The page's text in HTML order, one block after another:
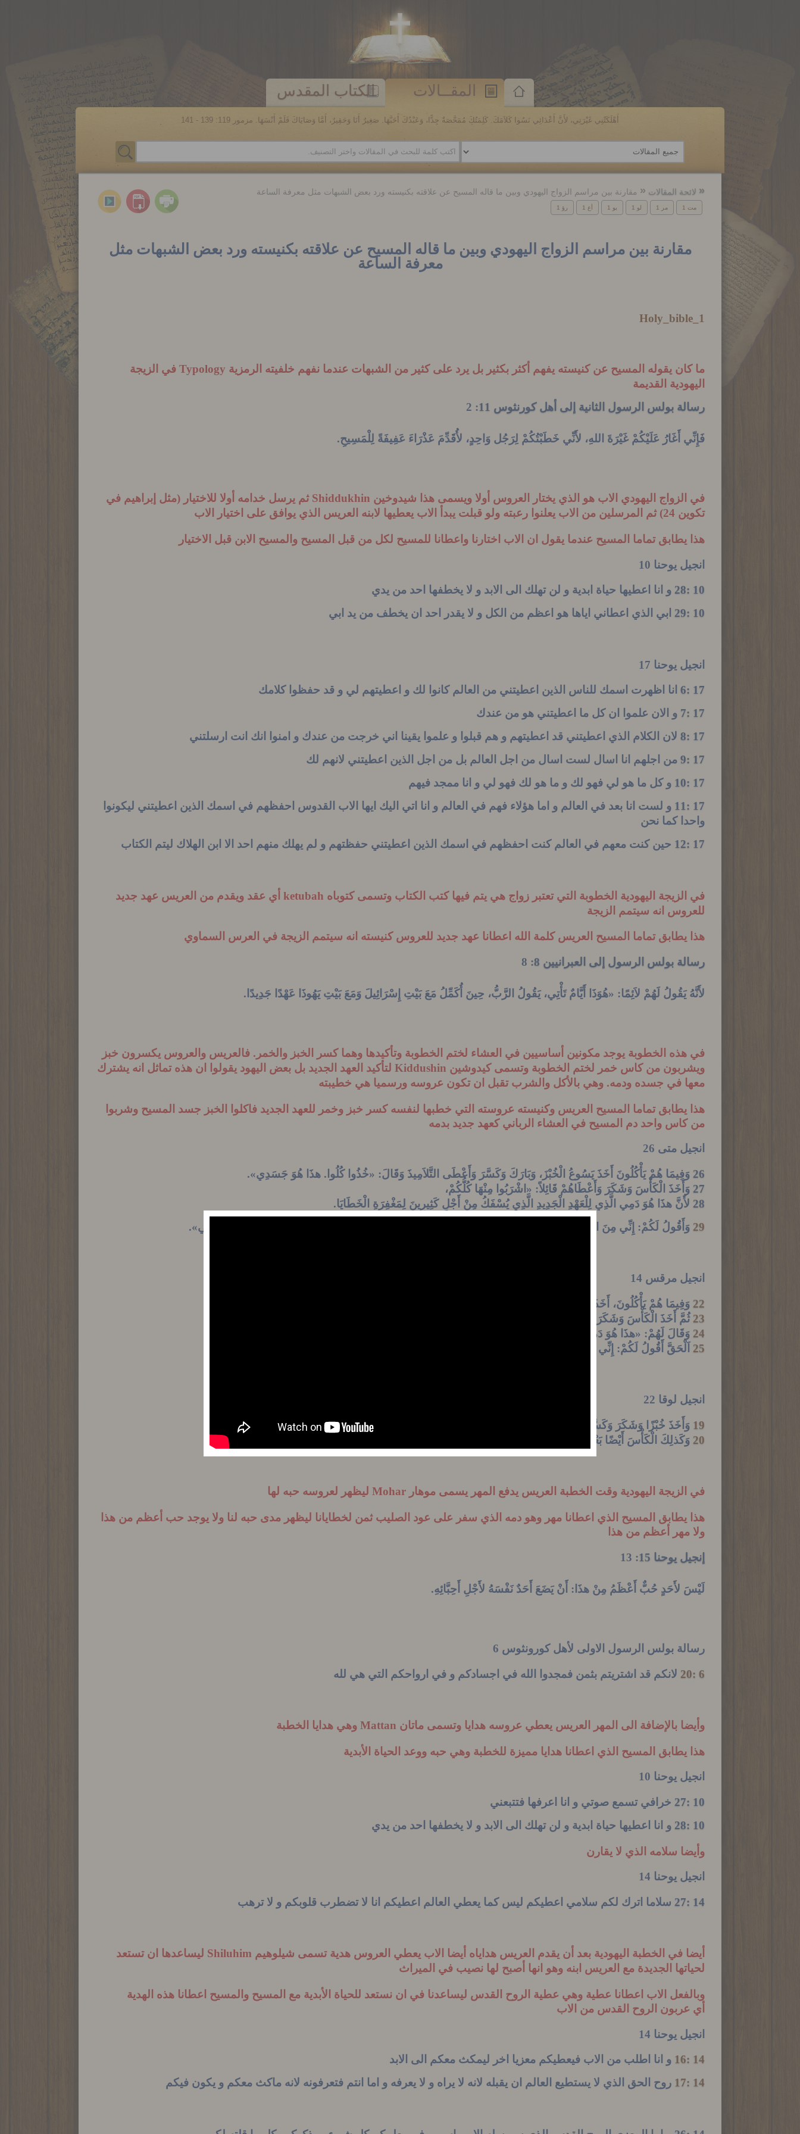
المقــالات الكتاب المقدس
أَهْلَكَتْنِي غَيْرَتِي، لأَنَّ أَعْدَائِي نَسُوا كَلاَمَكَ. كَلِمَتُكَ مُمَحَّصَةٌ جِدًّا، وَعَبْدُكَ أَحَبَّهَا. صَغِيرٌ أَنَا وَحَقِيرٌ، أَمَّا وَصَايَاكَ فَلَمْ أَنْسَهَا. مزمور 119: 139 - 141
إلىلائحة المقالات إلى مقارنة بين مراسم الزواج اليهودي وبين ما قاله المسيح عن علاقته بكنيسته ورد بعض الشبهات مثل معرفة الساعة
مت 1 مر 1 لو 1 يو 1 أع 1 رؤ 1
مقارنة بين مراسم الزواج اليهودي وبين ما قاله المسيح عن علاقته بكنيسته ورد بعض الشبهات مثل
معرفة الساعة
Holy_bible_1
ما كان يقوله المسيح عن كنيسته يفهم أكثر بكثير بل يرد على كثير من الشبهات عندما نفهم خلفيته الرمزية Typology في الزيجة
اليهودية القديمة
رسالة بولس الرسول الثانية إلى أهل كورنثوس 11
: 2
فَإِنِّي أَغَارُ عَلَيْكُمْ غَيْرَةَ اللهِ، لأَنِّي خَطَبْتُكُمْ لِرَجُل وَاحِدٍ، لأُقَدِّمَ عَذْرَاءَ عَفِيفَةً لِلْمَسِيحِ.
في الزواج اليهودي الاب هو الذي يختار العروس أولا ويسمى هذا شيدوخين Shiddukhin ثم يرسل خدامه أولا للاختيار (مثل إبراهيم في
تكوين 24)
ثم المرسلين من الاب يعلنوا رعبته ولو قبلت يبدأ الاب يعطيها لابنه العريس الذي يوافق على اختيار الاب
هذا يطابق تماما المسيح عندما يقول ان الاب اختارنا واعطانا للمسيح لكل من قبل المسيح والمسيح الابن قبل الاختيار
انجيل يوحنا 10
10 :28
و انا اعطيها حياة ابدية و لن تهلك الى الابد و لا يخطفها احد من يدي
10 :29
ابي الذي اعطاني اياها هو اعظم من الكل و لا يقدر احد ان يخطف من يد ابي
انجيل يوحنا 17
17 :6
انا اظهرت اسمك للناس الذين اعطيتني من العالم كانوا لك و اعطيتهم لي و قد حفظوا كلامك
17 :7
و الان علموا ان كل ما اعطيتني هو من عندك
17 :8
لان الكلام الذي اعطيتني قد اعطيتهم و هم قبلوا و علموا يقينا اني خرجت من عندك و امنوا انك انت ارسلتني
17 :9
من اجلهم انا اسال لست اسال من اجل العالم بل من اجل الذين اعطيتني لانهم لك
17 :10
و كل ما هو لي فهو لك و ما هو لك فهو لي و انا ممجد فيهم
17 :11
و لست انا بعد في العالم و اما هؤلاء فهم في العالم و انا اتي اليك ايها الاب القدوس احفظهم في اسمك الذين اعطيتني ليكونوا
واحدا كما نحن
17 :12
حين كنت معهم في العالم كنت احفظهم في اسمك الذين اعطيتني حفظتهم و لم يهلك منهم احد الا ابن الهلاك ليتم الكتاب
في الزيجة اليهودية الخطوبة التي تعتبر زواج هي يتم فيها كتب الكتاب وتسمى كتوباه ketubah أي عقد ويقدم من العريس عهد جديد
للعروس انه سيتمم الزيجة
هذا يطابق تماما المسيح العريس كلمة الله اعطانا عهد جديد للعروس كنيسته انه سيتمم الزيجة في العرس السماوي
رسالة بولس الرسول إلى العبرانيين 8 : 8
لأَنَّهُ يَقُولُ لَهُمْ لاَئِمًا: «هُوَذَا أَيَّامٌ تَأْتِي، يَقُولُ الرَّبُّ، حِينَ أُكَمِّلُ مَعَ بَيْتِ إِسْرَائِيلَ وَمَعَ بَيْتِ يَهُوذَا عَهْدًا جَدِيدًا .
في هذه الخطوبة يوجد مكونين أساسيين في العشاء لختم الخطوبة وتأكيدها وهما كسر الخبز والخمر. فالعريس والعروس يكسرون خبز
ويشربون من كاس خمر لختم الخطوبة وتسمى كيدوشين Kiddushin لتأكيد العهد الجديد بل بعض اليهود يقولوا ان هذه تماثل انه يشترك
معها في جسده ودمه. وهي بالأكل والشرب تقبل ان تكون عروسه ورسميا هي خطيبته
هذا يطابق تماما المسيح العريس وكنيسته عروسته التي خطبها لنفسه كسر خبز وخمر للعهد الجديد فاكلوا الخبز جسد المسيح وشربوا
من كاس واحد دم المسيح في العشاء الرباني كعهد جديد بدمه
انجيل متى 26
26 وَفِيمَا هُمْ يَأْكُلُونَ أَخَذَ يَسُوعُ الْخُبْزَ، وَبَارَكَ وَكَسَّرَ وَأَعْطَى التَّلاَمِيذَ وَقَالَ: «خُذُوا كُلُوا. هذَا هُوَ جَسَدِي».
27 وَأَخَذَ الْكَأْسَ وَشَكَرَ وَأَعْطَاهُمْ قَائِلاً: «اشْرَبُوا مِنْهَا كُلُّكُمْ،
28 لأَنَّ هذَا هُوَ دَمِي الَّذِي لِلْعَهْدِ الْجَدِيدِ الَّذِي يُسْفَكُ مِنْ أَجْلِ كَثِيرِينَ لِمَغْفِرَةِ الْخَطَايَا.
29 وَأَقُولُ لَكُمْ: إِنِّي مِنَ الآنَ لاَ أَشْرَبُ مِنْ نِتَاجِ الْكَرْمَةِ هذَا إِلَى ذلِكَ الْيَوْمِ حِينَمَا أَشْرَبُهُ مَعَكُمْ جَدِيدًا فِي مَلَكُوتِ أَبِي».
انجيل مرقس 14
22 وَفِيمَا هُمْ يَأْكُلُونَ، أَخَذَ يَسُوعُ خُبْزًا وَبَارَكَ وَكَسَّرَ، وَأَعْطَاهُمْ وَقَالَ: «خُذُوا كُلُوا، هذَا هُوَ جَسَدِي».
23 ثُمَّ أَخَذَ الْكَأْسَ وَشَكَرَ وَأَعْطَاهُمْ، فَشَرِبُوا مِنْهَا كُلُّهُمْ.
24 وَقَالَ لَهُمْ: «هذَا هُوَ دَمِي الَّذِي لِلْعَهْدِ الْجَدِيدِ، الَّذِي يُسْفَكُ مِنْ أَجْلِ كَثِيرِينَ.
25 اَلْحَقَّ أَقُولُ لَكُمْ: إِنِّي لاَ أَشْرَبُ بَعْدُ مِنْ نِتَاجِ الْكَرْمَةِ إِلَى ذلِكَ الْيَوْمِ حِينَمَا أَشْرَبُهُ جَدِيدًا فِي مَلَكُوتِ اللهِ».
انجيل لوقا 22
19 وَأَخَذَ خُبْزًا وَشَكَرَ وَكَسَّرَ وَأَعْطَاهُمْ قَائِلاً: «هذَا هُوَ جَسَدِي الَّذِي يُبْذَلُ عَنْكُمْ. اِصْنَعُوا هذَا لِذِكْرِي».
20 وَكَذلِكَ الْكَأْسَ أَيْضًا بَعْدَ الْعَشَاءِ قَائِلاً: «هذِهِ الْكَأْسُ هِيَ الْعَهْدُ الْجَدِيدُ بِدَمِي الَّذِي يُسْفَكُ عَنْكُمْ.
في الزيجة اليهودية وقت الخطبة العريس يدفع المهر يسمى موهار Mohar ليظهر لعروسه حبه لها
هذا يطابق المسيح الذي اعطانا مهر وهو دمه الذي سفر على عود الصليب ثمن لخطايانا ليظهر مدى حبه لنا ولا يوجد حب أعظم من هذا
ولا مهر أعظم من هذا
إنجيل يوحنا 15 : 13
لَيْسَ لأَحَدٍ حُبٌّ أَعْظَمُ مِنْ هذَا : أَنْ يَضَعَ أَحَدٌ نَفْسَهُ لأَجْلِ أَحِبَّائِهِ.
رسالة بولس الرسول الاولى لأهل كورونثوس 6
6 :20 لانكم قد اشتريتم بثمن فمجدوا الله في اجسادكم و في ارواحكم التي هي لله
وأيضا بالإضافة الى المهر العريس يعطي عروسه هدايا وتسمى ماتان Mattan وهي هدايا الخطبة
هذا يطابق المسيح الذي اعطانا هدايا مميزة للخطبة وهي حبه ووعد الحياة الأبدية
انجيل يوحنا 10
10 :27
خرافي تسمع صوتي و انا اعرفها فتتبعني
10 :28
و انا اعطيها حياة ابدية و لن تهلك الى الابد و لا يخطفها احد من يدي
وأيضا سلامه الذي لا يقارن
انجيل يوحنا 14
14 :27 سلاما اترك لكم سلامي اعطيكم ليس كما يعطي العالم اعطيكم انا لا تضطرب قلوبكم و لا ترهب
أيضا في الخطبة اليهودية بعد أن يقدم العريس هداياه أيضا الاب يعطي العروس هدية تسمى شيلوهيم Shiluhim ليساعدها ان تستعد
لحياتها الجديدة مع العريس ابنه وهو انها أصبح لها نصيب في الميراث
وبالفعل الاب اعطانا عطية وهي عطية الروح القدس ليساعدنا في ان نستعد للحياة الأبدية مع المسيح والمسيح اعطانا هذه الهدية
أي عربون الروح القدس من الاب
انجيل يوحنا 14
14 :16
و انا اطلب من الاب فيعطيكم معزيا اخر ليمكث معكم الى الابد
14 :17
روح الحق الذي لا يستطيع العالم ان يقبله لانه لا يراه و لا يعرفه و اما انتم فتعرفونه لانه ماكث معكم و يكون فيكم